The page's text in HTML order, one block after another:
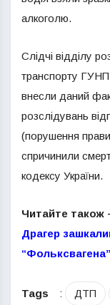
алкоголю.
Слідчі відділу
транспорту ГУНП
внесли даний
розслідувань
(порушення
спричинили
кодексу України.
Читайте також
Драгер
Tags : ДТП